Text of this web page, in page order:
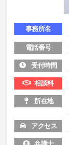
事務所名
電話番号
受付時間
相談料
所在地
アクセス